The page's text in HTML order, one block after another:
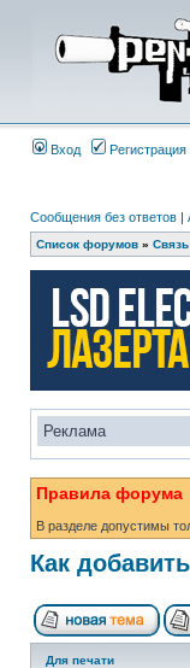
Вход Регистрация
Сообщения без ответов |
Список форумов »
Реклама
Правила форума
В разделе допустимы
Как
Для печати